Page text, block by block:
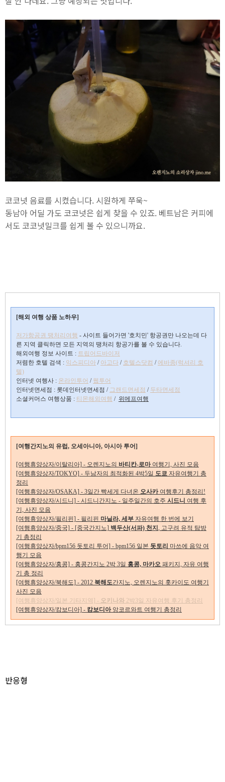
코코넛 음료를 시켰습니다. 시원하게 쭈욱~
동남아 어딜 가도 코코넛은 쉽게 찾을 수 있죠. 베트남은 커피에
서도 코코넛밀크를 쉽게 볼 수 있으니까요.
[해외 여행 상품 노하우]
저가항공권 땡처리여행 - 사이트 들어가면 '호치민' 항공권만 나오는데 다
른 지역 클릭하면 모든 지역의 땡처리 항공가를 볼 수 있습니다.
해외여행 정보 사이트 : 트립어드바이저
저렴한 호텔 검색 : 익스피디아 / 아고다 / 호텔스닷컴 /에바종(럭셔리 호
텔)
인터넷 여행사 : 온라인투어 / 웹투어
인터넷면세점 : 롯데인터넷면세점 / 그랜드면세점 / 두타면세점
소셜커머스 여행상품 : 티몬해외여행 / 위메프여행
[여행간지노의 유럽, 오세아니아, 아시아 투어]
[여행휴양상자/이탈리아] - 오렌지노의 바티칸-로마여행기, 사진 모음
[여행휴양상자/TOKYO] - 두남자의 최적화된 4박5일 도쿄 자유여행기 총
정리
[여행휴양상자/OSAKA] - 3일간 빡세게 다녀온 오사카여행후기 총정리!
[여행휴양상자/시드니] - 시드니간지노 - 일주일간의 호주 시드니 여행 후
기, 사진 모음
[여행휴양상자/필리핀] - 필리핀 마닐라, 세부 자유여행 한 번에 보기
[여행휴양상자/중국] - [중국간지노] 백두산(서파) 천지 , 고구려 유적 탐방
기 총정리
[여행휴양상자/bpm156 돗토리 투어] - bpm156 일본 돗토리 마쓰에 음악 여
행기 모음
[여행휴양상자/홍콩] - 홍콩간지노 2박 3일 홍콩, 마카오 패키지, 자유 여행
기 총 정리
[여행휴양상자/북해도] - 2012 북해도간지노, 오렌지노의 홋카이도 여행기
사진 모음
[여행휴양상자/일본 기타지역] - 오키나와 2박3일 자유여행 후기 총정리
[여행휴양상자/캄보디아] - 캄보디아앙코르와트 여행기 총정리
반응형